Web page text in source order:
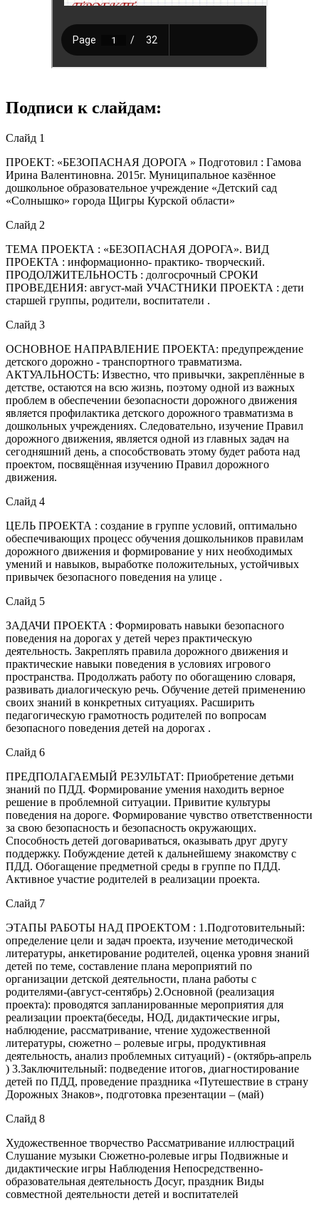
Подписи к слайдам:
Слайд 1
ПРОЕКТ: «БЕЗОПАСНАЯ ДОРОГА » Подготовил : Гамова
Ирина Валентиновна. 2015г. Муниципальное казённое
дошкольное образовательное учреждение «Детский сад
«Солнышко» города Щигры Курской области»
Слайд 2
ТЕМА ПРОЕКТА : «БЕЗОПАСНАЯ ДОРОГА». ВИД
ПРОЕКТА : информационно- практико- творческий.
ПРОДОЛЖИТЕЛЬНОСТЬ : долгосрочный СРОКИ
ПРОВЕДЕНИЯ: август-май УЧАСТНИКИ ПРОЕКТА : дети
старшей группы, родители, воспитатели .
Слайд 3
ОСНОВНОЕ НАПРАВЛЕНИЕ ПРОЕКТА: предупреждение
детского дорожно - транспортного травматизма.
АКТУАЛЬНОСТЬ: Известно, что привычки, закреплённые в
детстве, остаются на всю жизнь, поэтому одной из важных
проблем в обеспечении безопасности дорожного движения
является профилактика детского дорожного травматизма в
дошкольных учреждениях. Следовательно, изучение Правил
дорожного движения, является одной из главных задач на
сегодняшний день, а способствовать этому будет работа над
проектом, посвящённая изучению Правил дорожного
движения.
Слайд 4
ЦЕЛЬ ПРОЕКТА : создание в группе условий, оптимально
обеспечивающих процесс обучения дошкольников правилам
дорожного движения и формирование у них необходимых
умений и навыков, выработке положительных, устойчивых
привычек безопасного поведения на улице .
Слайд 5
ЗАДАЧИ ПРОЕКТА : Формировать навыки безопасного
поведения на дорогах у детей через практическую
деятельность. Закреплять правила дорожного движения и
практические навыки поведения в условиях игрового
пространства. Продолжать работу по обогащению словаря,
развивать диалогическую речь. Обучение детей применению
своих знаний в конкретных ситуациях. Расширить
педагогическую грамотность родителей по вопросам
безопасного поведения детей на дорогах .
Слайд 6
ПРЕДПОЛАГАЕМЫЙ РЕЗУЛЬТАТ: Приобретение детьми
знаний по ПДД. Формирование умения находить верное
решение в проблемной ситуации. Привитие культуры
поведения на дороге. Формирование чувство ответственности
за свою безопасность и безопасность окружающих.
Способность детей договариваться, оказывать друг другу
поддержку. Побуждение детей к дальнейшему знакомству с
ПДД. Обогащение предметной среды в группе по ПДД.
Активное участие родителей в реализации проекта.
Слайд 7
ЭТАПЫ РАБОТЫ НАД ПРОЕКТОМ : 1.Подготовительный:
определение цели и задач проекта, изучение методической
литературы, анкетирование родителей, оценка уровня знаний
детей по теме, составление плана мероприятий по
организации детской деятельности, плана работы с
родителями-(август-сентябрь) 2.Основной (реализация
проекта): проводятся запланированные мероприятия для
реализации проекта(беседы, НОД, дидактические игры,
наблюдение, рассматривание, чтение художественной
литературы, сюжетно – ролевые игры, продуктивная
деятельность, анализ проблемных ситуаций) - (октябрь-апрель
) 3.Заключительный: подведение итогов, диагностирование
детей по ПДД, проведение праздника «Путешествие в страну
Дорожных Знаков», подготовка презентации – (май)
Слайд 8
Художественное творчество Рассматривание иллюстраций
Слушание музыки Сюжетно-ролевые игры Подвижные и
дидактические игры Наблюдения Непосредственно-
образовательная деятельность Досуг, праздник Виды
совместной деятельности детей и воспитателей